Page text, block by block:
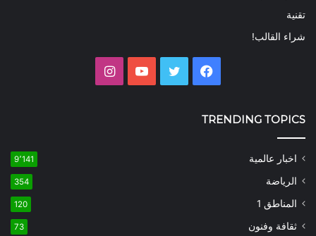
تقنية
شراء القالب!
فيسبوك تويتر يوتيوب
TRENDING TOPICS
اخبار عالمية 9٬141
الرياضة 354
المناطق 1 120
ثقافة وفنون 73